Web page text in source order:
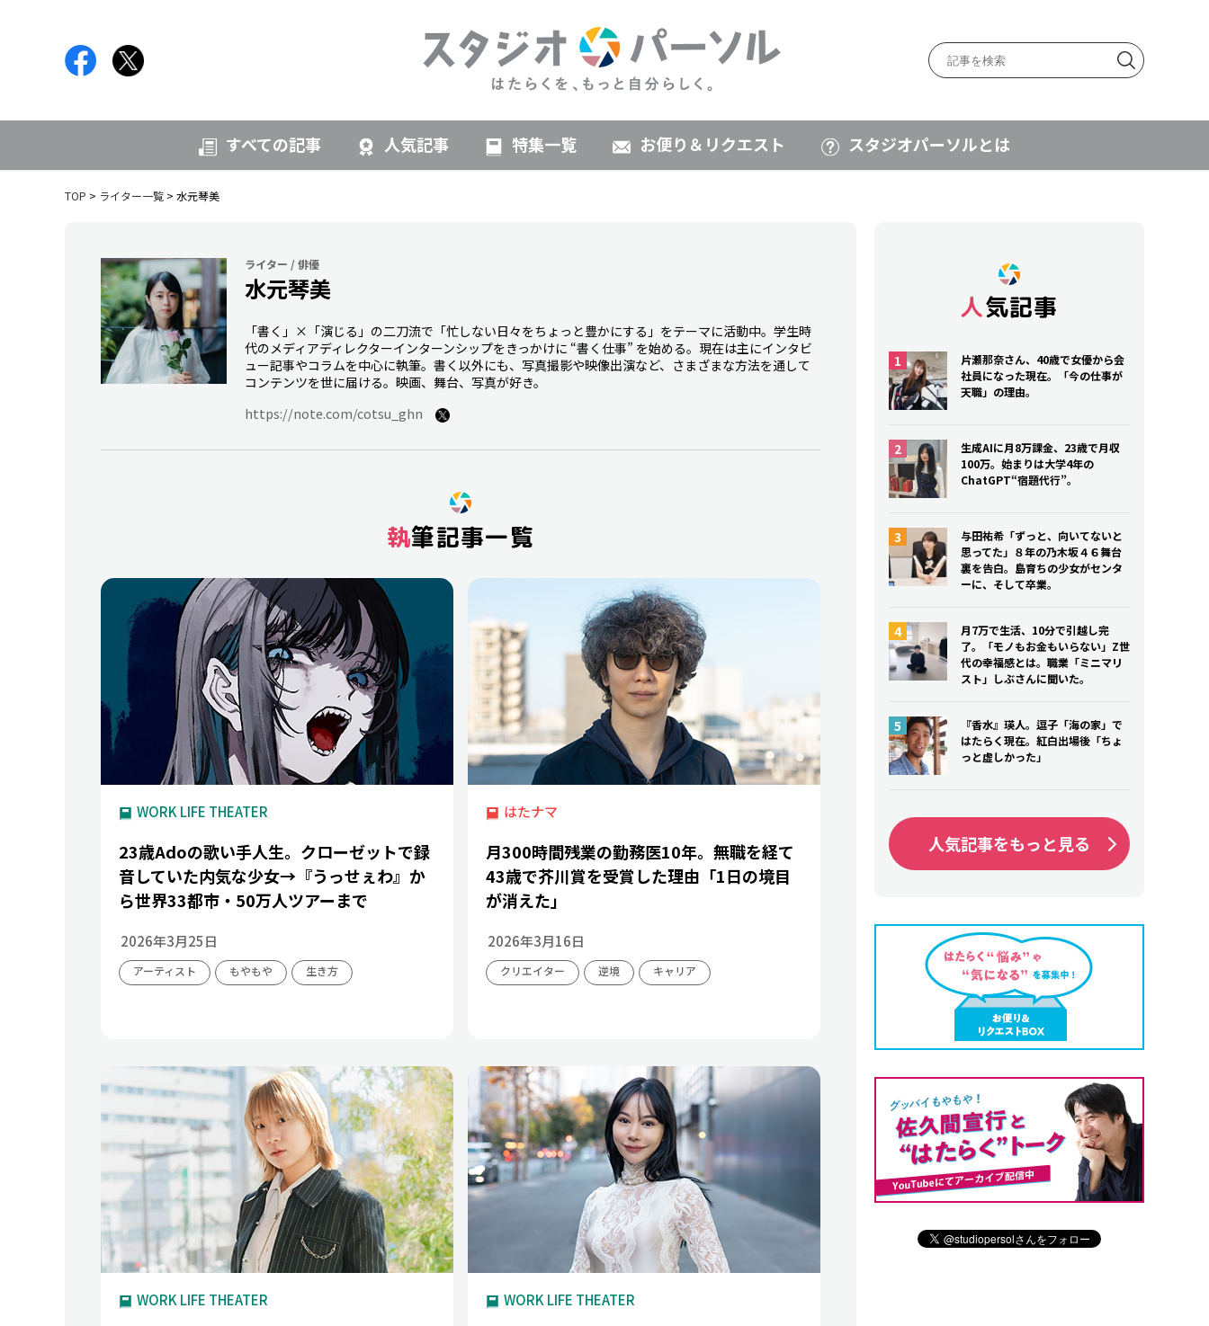
すべての記事 人気記事 特集一覧 お便り＆リクエスト スタジオパーソルとは
TOP ライター一覧 水元琴美
ライター / 俳優
水元琴美
「書く」×「演じる」の二刀流で「忙しない日々をちょっと豊かにする」をテーマに活動中。学生時
代のメディアディレクターインターンシップをきっかけに “書く仕事” を始める。現在は主にインタビ
ュー記事やコラムを中心に執筆。書く以外にも、写真撮影や映像出演など、さまざまな方法を通して
コンテンツを世に届ける。映画、舞台、写真が好き。
https://note.com/cotsu_ghn
執筆記事一覧
WORK LIFE THEATER
23歳Adoの歌い手人生。クローゼットで録
音していた内気な少女→『うっせぇわ』か
ら世界33都市・50万人ツアーまで
2026年3月25日
アーティスト もやもや 生き方
はたナマ
月300時間残業の勤務医10年。無職を経て
43歳で芥川賞を受賞した理由「1日の境目
が消えた」
2026年3月16日
クリエイター 逆境 キャリア
WORK LIFE THEATER WORK LIFE THEATER
人気記事
片瀬那奈さん、40歳で女優から会
社員になった現在。「今の仕事が
天職」の理由。
生成AIに月8万課金、23歳で月収
100万。始まりは大学4年の
ChatGPT“宿題代行”。
与田祐希「ずっと、向いてないと
思ってた」８年の乃木坂４６舞台
裏を告白。島育ちの少女がセンタ
ーに、そして卒業。
月7万で生活、10分で引越し完
了。「モノもお金もいらない」Z世
代の幸福感とは。職業「ミニマリ
スト」しぶさんに聞いた。
『香水』瑛人。逗子「海の家」で
はたらく現在。紅白出場後「ちょ
っと虚しかった」
人気記事をもっと見る